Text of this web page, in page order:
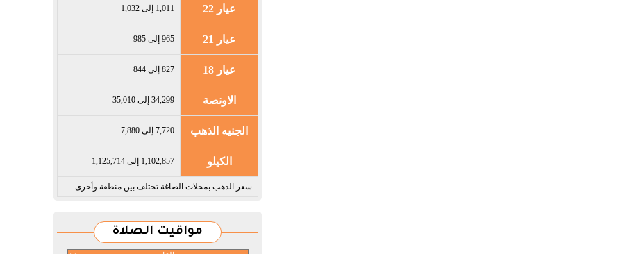
عيار 22 1,011 إلى 1,032
عيار 21 965 إلى 985
عيار 18 827 إلى 844
الاونصة 34,299 إلى 35,010
الجنيه الذهب 7,720 إلى 7,880
الكيلو 1,102,857 إلى 1,125,714
سعر الذهب بمحلات الصاغة تختلف بين منطقة وأخرى
مواقيت الصلاة